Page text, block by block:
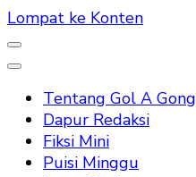
Lompat ke Konten
Tentang Gol A Gong
Dapur Redaksi
Fiksi Mini
Puisi Minggu